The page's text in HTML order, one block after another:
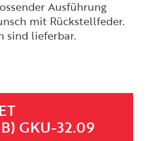
Ausführung
mit Rückstellfeder.
sind lieferbar.
GKU-32.09